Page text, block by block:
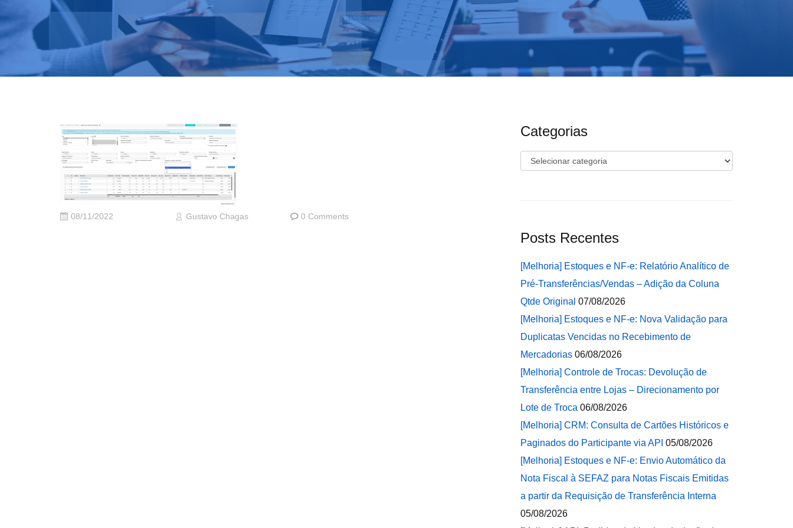
08/11/2022 Gustavo Chagas 0 Comments
Categorias
Categorias
Posts Recentes
[Melhoria] Estoques e NF-e: Relatório Analítico de
Pré-Transferências/Vendas – Adição da Coluna
Qtde Original 07/08/2026
[Melhoria] Estoques e NF-e: Nova Validação para
Duplicatas Vencidas no Recebimento de
Mercadorias 06/08/2026
[Melhoria] Controle de Trocas: Devolução de
Transferência entre Lojas – Direcionamento por
Lote de Troca 06/08/2026
[Melhoria] CRM: Consulta de Cartões Históricos e
Paginados do Participante via API 05/08/2026
[Melhoria] Estoques e NF-e: Envio Automático da
Nota Fiscal à SEFAZ para Notas Fiscais Emitidas
a partir da Requisição de Transferência Interna
05/08/2026